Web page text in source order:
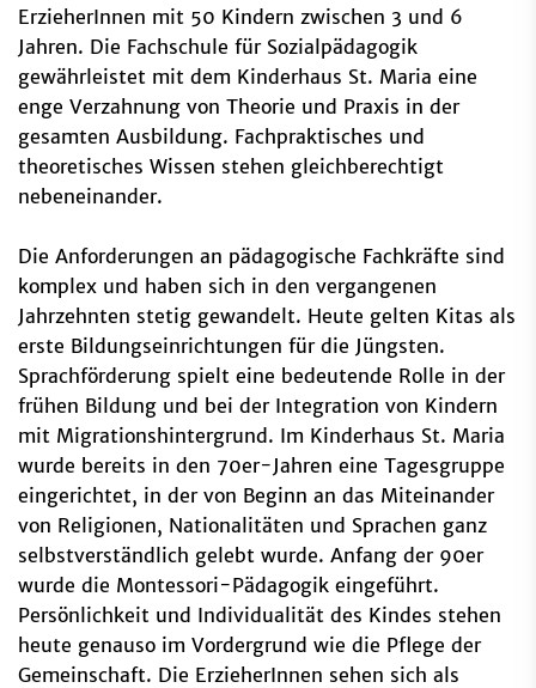
ErzieherInnen mit 50 Kindern zwischen 3 und 6
Jahren. Die Fachschule für Sozialpädagogik
gewährleistet mit dem Kinderhaus St. Maria eine
enge Verzahnung von Theorie und Praxis in der
gesamten Ausbildung. Fachpraktisches und
theoretisches Wissen stehen gleichberechtigt
nebeneinander.
Die Anforderungen an pädagogische Fachkräfte sind
komplex und haben sich in den vergangenen
Jahrzehnten stetig gewandelt. Heute gelten Kitas als
erste Bildungseinrichtungen für die Jüngsten.
Sprachförderung spielt eine bedeutende Rolle in der
frühen Bildung und bei der Integration von Kindern
mit Migrationshintergrund. Im Kinderhaus St. Maria
wurde bereits in den 70er-Jahren eine Tagesgruppe
eingerichtet, in der von Beginn an das Miteinander
von Religionen, Nationalitäten und Sprachen ganz
selbstverständlich gelebt wurde. Anfang der 90er
wurde die Montessori-Pädagogik eingeführt.
Persönlichkeit und Individualität des Kindes stehen
heute genauso im Vordergrund wie die Pflege der
Gemeinschaft. Die ErzieherInnen sehen sich als